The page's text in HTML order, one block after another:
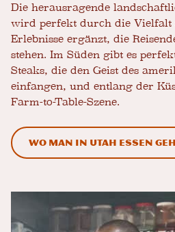
Die herausragende
wird perfekt durch die Vielfalt
Erlebnisse ergänzt, die
stehen. Im Süden gibt es
Steaks, die den Geist des
einfangen, und entlang der
Farm-to-Table-Szene.
Wo man in Utah essen